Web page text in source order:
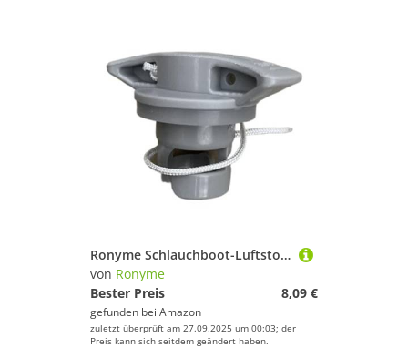
Ronyme Schlauchboot-Luftstopfen, Ersatz-Kajak-Schraubventilabdeckung für Schlauchboot, Floß, Kajak, Bootsteil, grau
von Ronyme
Bester Preis
8,09 €
gefunden bei Amazon
zuletzt überprüft am 27.09.2025 um 00:03; der
Preis kann sich seitdem geändert haben.